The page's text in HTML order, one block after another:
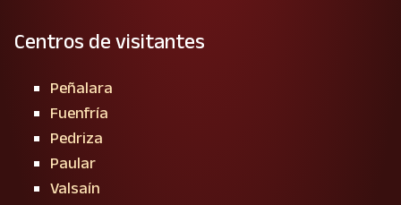
Centros de visitantes
Peñalara
Fuenfría
Pedriza
Paular
Valsaín